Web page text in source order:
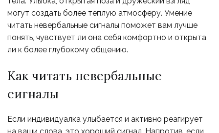
могут создать более теплую атмосферу. Умение
читать невербальные сигналы поможет вам лучше
понять, чувствует ли она себя комфортно и открыта
ли к более глубокому общению.
Как читать невербальные
сигналы
Если индивидуалка улыбается и активно реагирует
на ваши слова, это хороший сигнал. Напротив, если